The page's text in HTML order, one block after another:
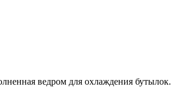
ведром для охлаждения бутылок.